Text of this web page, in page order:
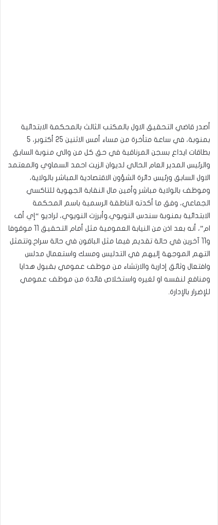
أصدر قاضي التحقيق الاول بالمكتب الثالث بالمحكمة الابتدائية
بمنوبة، في ساعة متأخرة من مساء أمس الاثنين 25 أكتوبر، 5
بطاقات ايداع بسجن المرناقية في حق كل من والي منوبة السابق
والرئيس المدير العام الحالي لديوان الزيت احمد السماوي والمعتمد
الاول السابق ورئيس دائرة الشؤون الاقتصادية المباشر بالولاية،
وموظف بالولاية مباشر وأمين مال النقابة الجهوية للتاكسي
الجماعي، وفق ما أكدته الناطقة الرسمية باسم المحكمة
الابتدائية بمنوبة سندس النويوي.وأبرزت النويوي، لراديو “إي أف
ام”، أنه بعد اذن من النيابة العمومية مثل أمام التحقيق 11 موقوفا
و11 آخرين في حالة تقديم فيما مثل الباقون في حالة سراح.وتتمثل
التهم الموجهة إليهم في التدليس ومسك واستعمال مدلس
وافتعال وثائق إدارية والارتشاء من موظف عمومي بقبول هدايا
ومنافع لنفسه او لغيره واستخلاص فائدة من موظف عمومي
للإضرار بالإدارة.